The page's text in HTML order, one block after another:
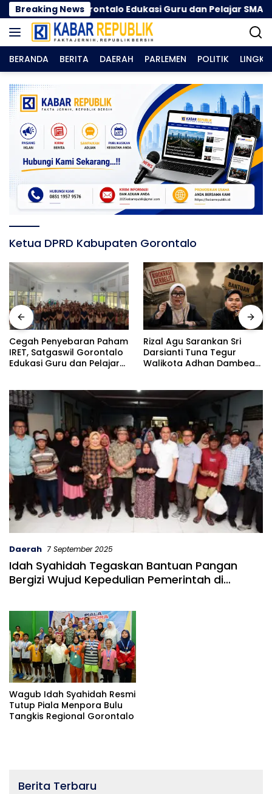
Langsung
ke
konten
Breaking News
Satgaswil Gorontalo Edukasi Guru dan Pelajar SMAN 1
BERANDA BERITA DAERAH PARLEMEN POLITIK
Ketua DPRD Kabupaten Gorontalo
Cegah Penyebaran Paham
IRET, Satgaswil Gorontalo
Edukasi Guru dan Pelajar
Rizal Agu Sarankan Sri
Darsianti Tuna Tegur
Walikota Adhan Dambea
Gorontalo
Daerah 7 September 2025
Idah Syahidah Tegaskan Bantuan Pangan
Bergizi Wujud Kepedulian Pemerintah di
Wagub Idah Syahidah Resmi
Tutup Piala Menpora Bulu
Tangkis Regional Gorontalo
Berita Terbaru